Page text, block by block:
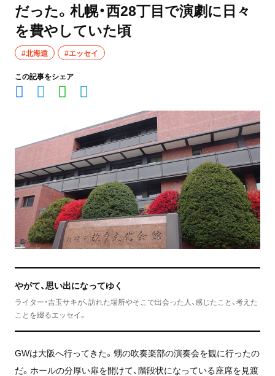
だった。札幌・西28丁目で演劇に日々
を費やしていた頃
#北海道 #エッセイ
この記事をシェア
やがて、思い出になってゆく
ライター・吉玉サキが、訪れた場所やそこで出会った人、感じたこと、考えた
ことを綴るエッセイ。
GWは大阪へ行ってきた。甥の吹奏楽部の演奏会を観に行ったの
だ。ホールの分厚い扉を開けて、階段状になっている座席を見渡